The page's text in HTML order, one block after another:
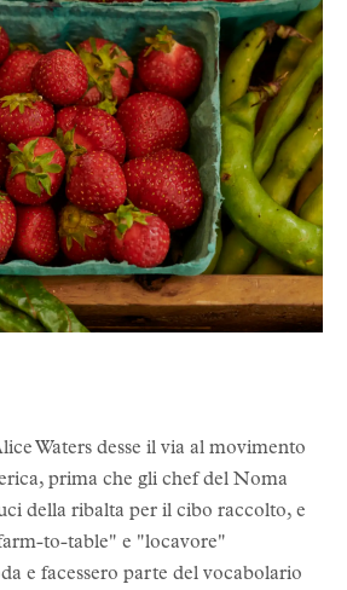
Waters desse il via al movimento
prima che gli chef del Noma
della ribalta per il cibo raccolto, e
to-table" e "locavore"
e facessero parte del vocabolario